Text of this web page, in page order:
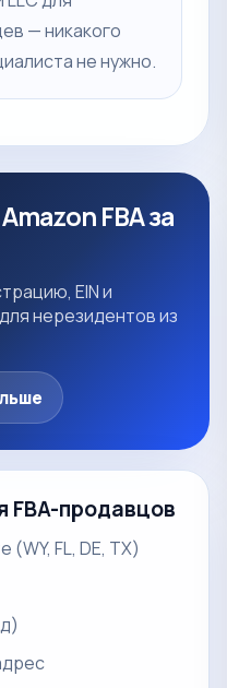
— никакого
не нужно.
FBA за
EIN и
нерезидентов из
FBA-продавцов
FL, DE, TX)